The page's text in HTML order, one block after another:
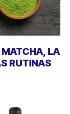
LA
RUTINAS